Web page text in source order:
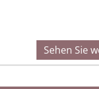
Sehen Sie